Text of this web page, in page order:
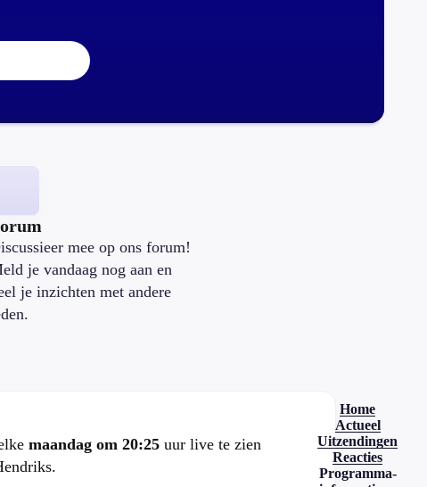
mee op ons forum!
je vandaag nog aan en
je inzichten met andere
maandag om 20:25 uur live te zien
Home
Actueel
Uitzendingen
Reacties
Programma-